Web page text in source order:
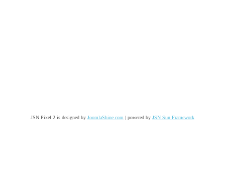
JSN Pixel 2 is designed by JoomlaShine.com | powered by JSN Sun Framework